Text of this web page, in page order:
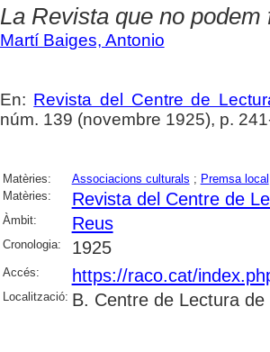
La Revista que no podem
Martí Baiges, Antonio
En: Revista del Centre de
núm. 139 (novembre 1925), p.
Matèries: Associacions culturals ; Premsa local
Matèries:
Revista del Centre de
Àmbit: Reus
Cronologia: 1925
Accés: https://raco.cat/
Localització: B. Centre de Lectura de